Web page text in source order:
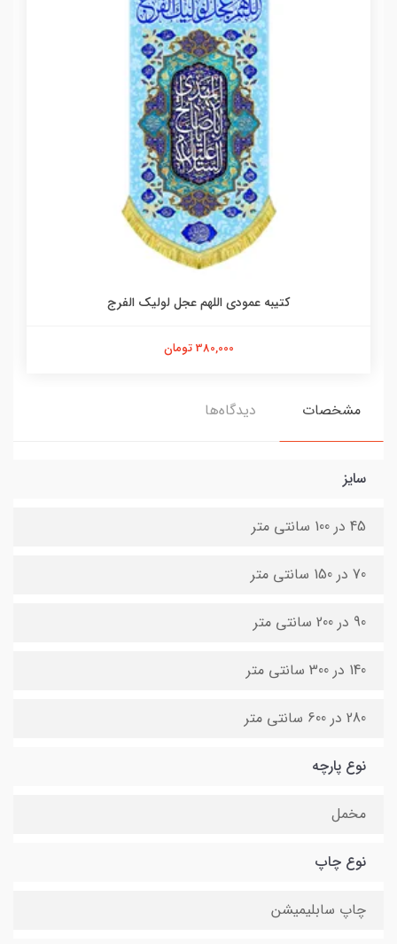
کتیبه عمودی اللهم عجل لولیک الفرج
380,000 تومان
مشخصات دیدگاه‌ها
سایز
45 در 100 سانتی متر
70 در 150 سانتی متر
90 در 200 سانتی متر
140 در 300 سانتی متر
280 در 600 سانتی متر
نوع پارچه
مخمل
نوع چاپ
چاپ سابلیمیشن